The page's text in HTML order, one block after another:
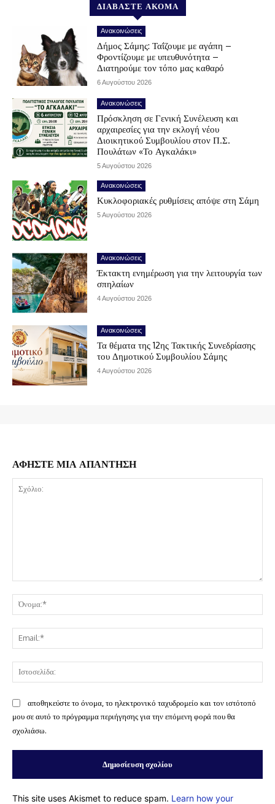
ΔΙΑΒΑΣΤΕ ΑΚΟΜΑ
Ανακοινώσεις
Δήμος Σάμης: Ταΐζουμε με αγάπη –
Φροντίζουμε με υπευθυνότητα –
Διατηρούμε τον τόπο μας καθαρό
6 Αυγούστου 2026
Ανακοινώσεις
Πρόσκληση σε Γενική Συνέλευση και
αρχαιρεσίες για την εκλογή νέου
Διοικητικού Συμβουλίου στον Π.Σ.
Πουλάτων «Το Αγκαλάκι»
5 Αυγούστου 2026
Ανακοινώσεις
Κυκλοφοριακές ρυθμίσεις απόψε στη Σάμη
5 Αυγούστου 2026
Ανακοινώσεις
Έκτακτη ενημέρωση για την λειτουργία των
σπηλαίων
4 Αυγούστου 2026
Ανακοινώσεις
Τα θέματα της 12ης Τακτικής Συνεδρίασης
του Δημοτικού Συμβουλίου Σάμης
4 Αυγούστου 2026
ΑΦΗΣΤΕ ΜΙΑ ΑΠΑΝΤΗΣΗ
αποθηκεύστε το όνομα, το ηλεκτρονικό ταχυδρομείο και τον ιστότοπό
μου σε αυτό το πρόγραμμα περιήγησης για την επόμενη φορά που θα
σχολιάσω.
This site uses Akismet to reduce spam. Learn how your